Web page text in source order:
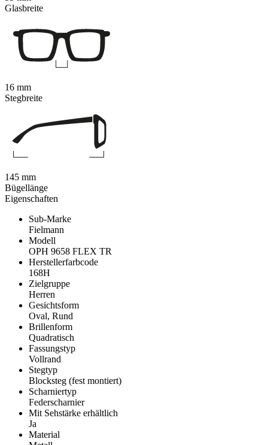
Eigenschaften
Sub-Marke
Fielmann
Modell
OPH 9658 FLEX TR
Herstellerfarbcode
168H
Zielgruppe
Herren
Gesichtsform
Oval, Rund
Brillenform
Quadratisch
Fassungstyp
Vollrand
Stegtyp
Blocksteg (fest montiert)
Scharniertyp
Federscharnier
Mit Sehstärke erhältlich
Ja
Material
Glasbreite
16 mm
Stegbreite
145 mm
Bügellänge